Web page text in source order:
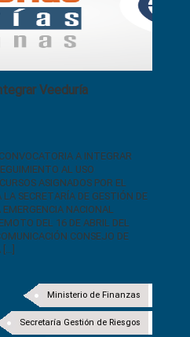
Veeduría
A INTEGRAR
AL USO
ASIGNADOS POR EL
SECRETARÍA DE GESTIÓN DE
EMERGENCIA NACIONAL
DEL 16 DE ABRIL DEL
CONSEJO DE
[…]
Ministerio de Finanzas
Secretaría Gestión de Riesgos